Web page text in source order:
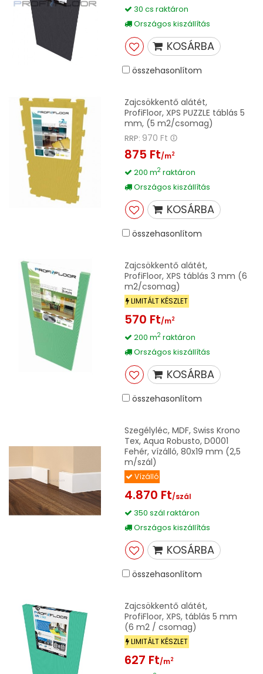
30 cs raktáron
Országos kiszállítás
KOSÁRBA
összehasonlítom
Zajcsökkentő alátét,
ProfiFloor, XPS PUZZLE táblás 5
mm, (5 m2/csomag)
RRP: 970 Ft
875 Ft/m2
200 m2raktáron
Országos kiszállítás
KOSÁRBA
összehasonlítom
Zajcsökkentő alátét,
ProfiFloor, XPS táblás 3 mm (6
m2/csomag)
LIMITÁLT KÉSZLET
570 Ft/m2
200 m2raktáron
Országos kiszállítás
KOSÁRBA
összehasonlítom
Szegélyléc, MDF, Swiss Krono
Tex, Aqua Robusto, D0001
Fehér, vízálló, 80x19 mm (2,5
m/szál)
Vízálló
4.870 Ft/szál
350 szál raktáron
Országos kiszállítás
KOSÁRBA
összehasonlítom
Zajcsökkentő alátét,
ProfiFloor, XPS, táblás 5 mm
(6 m2 / csomag)
LIMITÁLT KÉSZLET
627 Ft/m2